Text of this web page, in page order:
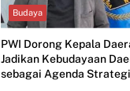
Budaya
PWI Dorong Kepala
Jadikan Kebudayaan
sebagai Agenda